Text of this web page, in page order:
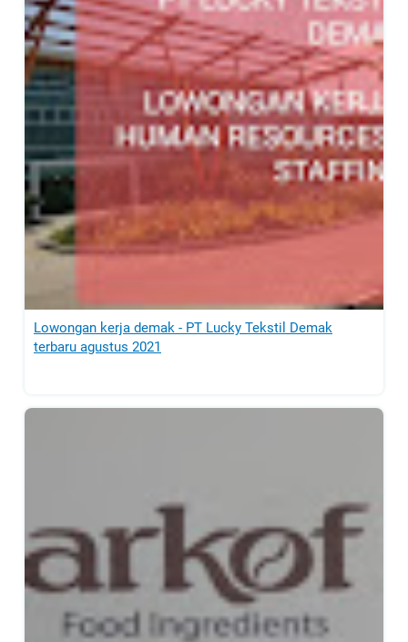
Lowongan kerja demak - PT Lucky Tekstil Demak
terbaru agustus 2021